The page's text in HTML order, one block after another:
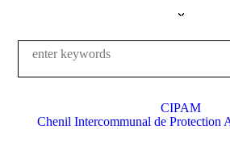
CIPAM
Chenil Intercommunal de Protection